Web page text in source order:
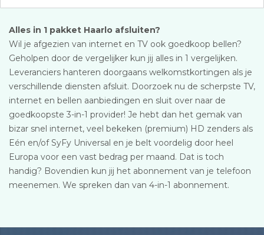
Alles in 1 pakket Haarlo afsluiten?
Wil je afgezien van internet en TV ook goedkoop bellen?
Geholpen door de vergelijker kun jij alles in 1 vergelijken.
Leveranciers hanteren doorgaans welkomstkortingen als je
verschillende diensten afsluit. Doorzoek nu de scherpste TV,
internet en bellen aanbiedingen en sluit over naar de
goedkoopste 3-in-1 provider! Je hebt dan het gemak van
bizar snel internet, veel bekeken (premium) HD zenders als
Eén en/of SyFy Universal en je belt voordelig door heel
Europa voor een vast bedrag per maand. Dat is toch
handig? Bovendien kun jij het abonnement van je telefoon
meenemen. We spreken dan van 4-in-1 abonnement.